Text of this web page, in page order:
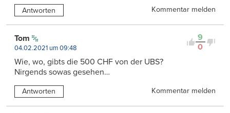
Antworten Kommentar melden
9
0
Tom
04.02.2021 um 09:48
Wie, wo, gibts die 500 CHF von der UBS?
Nirgends sowas gesehen…
Antworten Kommentar melden